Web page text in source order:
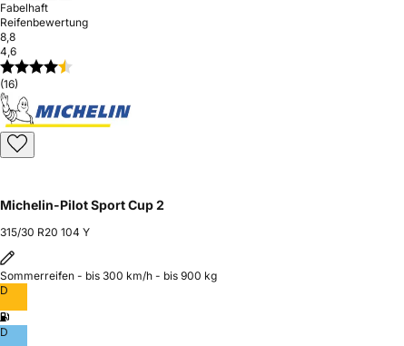
Fabelhaft
Reifenbewertung
8,8
4,6
(16)
Michelin-Pilot Sport Cup 2
315/30 R20 104 Y
Sommerreifen - bis 300 km/h - bis 900 kg
D
D